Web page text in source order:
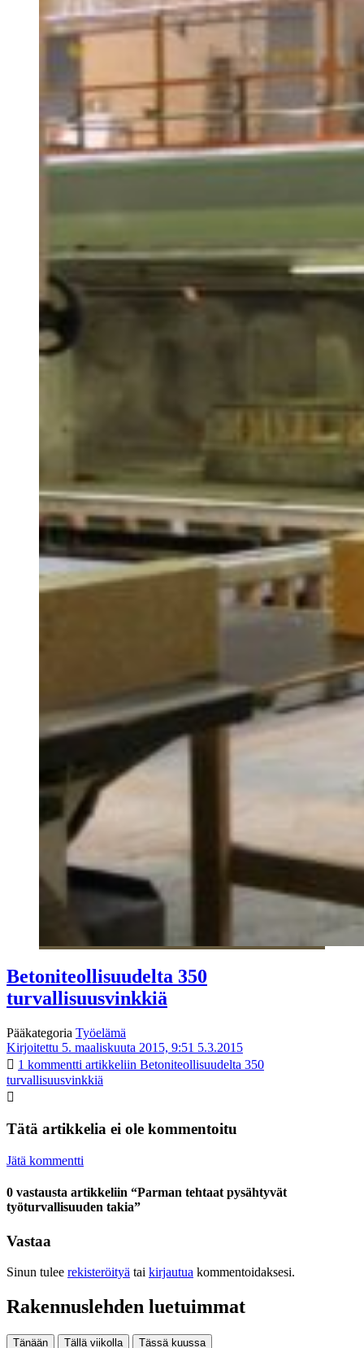
Betoniteollisuudelta 350
turvallisuusvinkkiä
Pääkategoria Työelämä
Kirjoitettu 5. maaliskuuta 2015, 9:51 5.3.2015
1 kommentti artikkeliin Betoniteollisuudelta 350
turvallisuusvinkkiä
Tätä artikkelia ei ole kommentoitu
Jätä kommentti
0 vastausta artikkeliin “Parman tehtaat pysähtyvät
työturvallisuuden takia”
Vastaa
Sinun tulee rekisteröityä tai kirjautua kommentoidaksesi.
Rakennuslehden luetuimmat
Tänään Tällä viikolla Tässä kuussa